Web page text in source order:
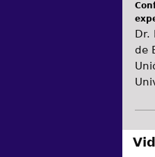
Dr.
de